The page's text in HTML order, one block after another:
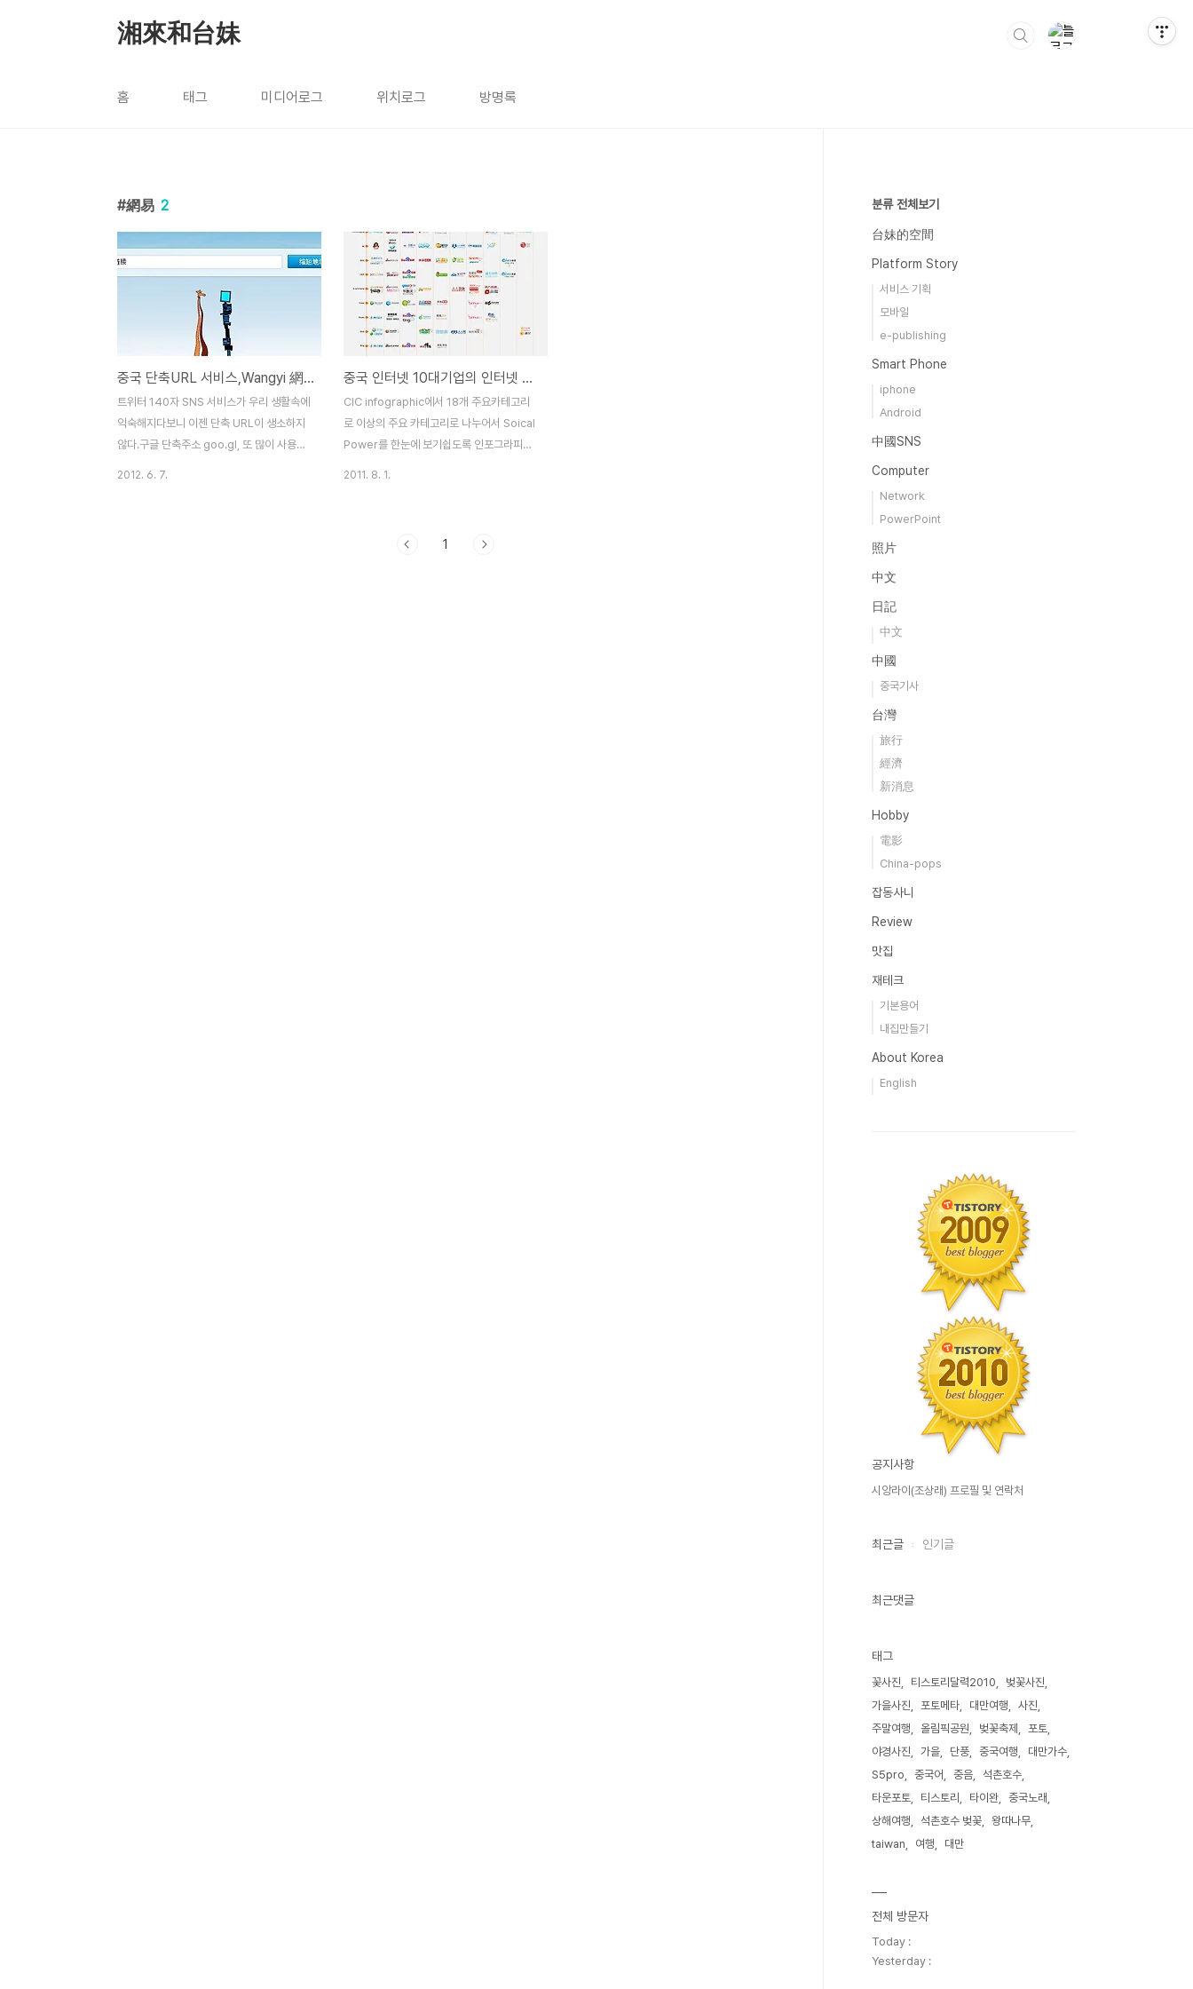
湘來和台妹
홈 태그 미디어로그 위치로그 방명록
網易 2
중국 단축URL 서비스,Wangyi 網易에서도 서비스 오픈
트위터 140자 SNS 서비스가 우리 생활속에
익숙해지다보니 이젠 단축 URL이 생소하지
않다.구글 단축주소 goo.gl, 또 많이 사용하
2012. 6. 7.
중국 인터넷 10대기업의 인터넷 서비스 현황(인포그래픽)
CIC infographic에서 18개 주요카테고리
로 이상의 주요 카테고리로 나누어서 Soical
Power를 한눈에 보기쉽도록 인포그라피를
offering Open API not only for a
2011. 8. 1.
1
분류 전체보기
台妹的空間
Platform Story
서비스 기획
모바일
e-publishing
Smart Phone
iphone
Android
中國SNS
Computer
Network
PowerPoint
照片
中文
日記
中文
中國
중국기사
台灣
旅行
經濟
新消息
Hobby
電影
China-pops
잡동사니
Review
맛집
재테크
기본용어
내집만들기
About Korea
English
공지사항
시앙라이(조상래) 프로필 및 연락처
최근글 인기글
최근댓글
태그
꽃사진 티스토리달력2010
벚꽃사진
가을사진
포토메타 대만여행
사진
주말여행
올림픽공원 벚꽃축제
포토
야경사진
가을 단풍 중국여행
대만가수
S5pro
중국어 중음
석촌호수
타운포토
티스토리 타이완
중국노래
상해여행
석촌호수 벚꽃
왕따나무
taiwan
여행 대만
전체 방문자
Today :
Yesterday :